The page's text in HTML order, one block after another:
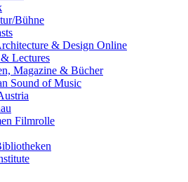
Bühne
& Design Online
Lectures
Magazine & Bücher
Sound of Music
Filmrolle